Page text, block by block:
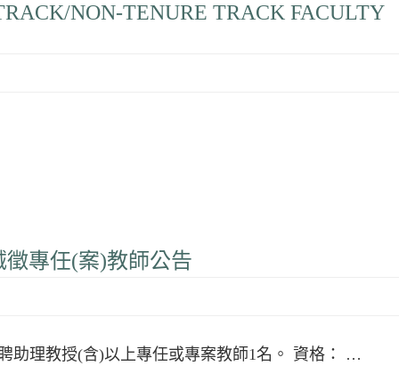
NON-TENURE TRACK FACULTY
專任(案)教師公告
助理教授(含)以上專任或專案教師1名。 資格： …